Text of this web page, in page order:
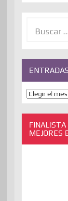
ENTRADAS
MEJORES